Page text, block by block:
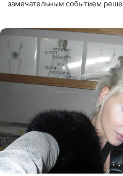
замечательным событием